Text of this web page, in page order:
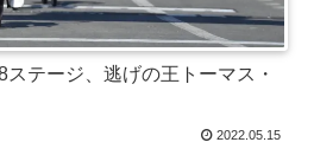
テージ、逃げの王トーマス・
2022.05.15